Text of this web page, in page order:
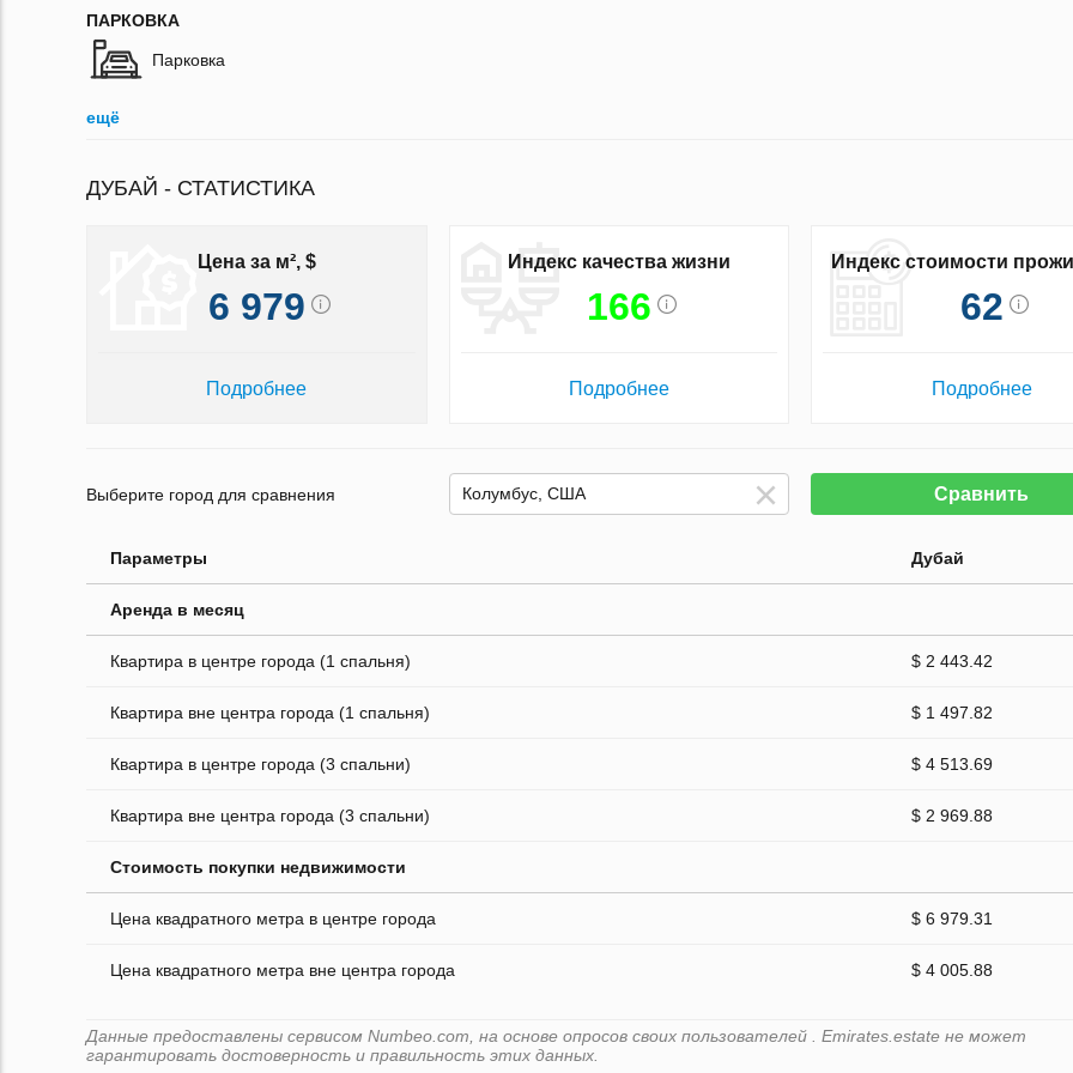
ПАРКОВКА
Парковка
ещё
ДУБАЙ - СТАТИСТИКА
Цена за м², $
6 979
Подробнее
Индекс качества жизни
166
Подробнее
Индекс стоимости
62
Подробнее
Выберите город для сравнения Сравнить
Параметры Дубай
Аренда в месяц
Квартира в центре города (1 спальня) $ 2 443.42
Квартира вне центра города (1 спальня) $ 1 497.82
Квартира в центре города (3 спальни) $ 4 513.69
Квартира вне центра города (3 спальни) $ 2 969.88
Стоимость покупки недвижимости
Цена квадратного метра в центре города $ 6 979.31
Цена квадратного метра вне центра города $ 4 005.88
Данные предоставлены сервисом Numbeo.com, на основе опросов своих пользователей . Emirates.estate не может
гарантировать достоверность и правильность этих данных.